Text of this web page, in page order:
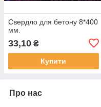
Свердло для бетону 8*400
мм.
33,10 ₴
Купити
Про нас